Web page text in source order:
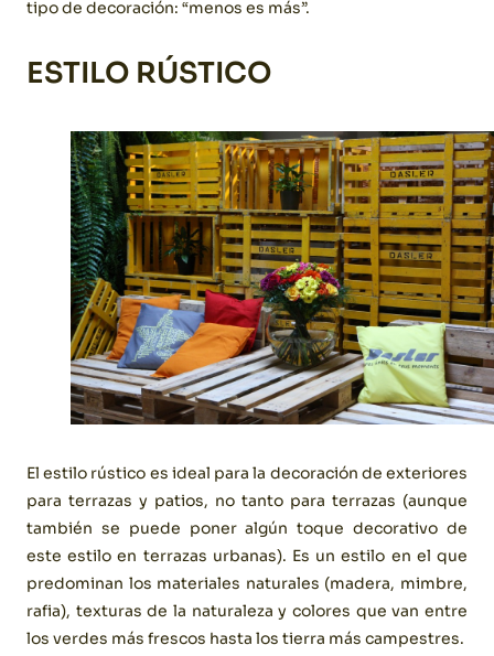
tipo de decoración: “menos es más”.
ESTILO RÚSTICO
El estilo rústico es ideal para la decoración de exteriores
para terrazas y patios, no tanto para terrazas (aunque
también se puede poner algún toque decorativo de
este estilo en terrazas urbanas). Es un estilo en el que
predominan los materiales naturales (madera, mimbre,
rafia), texturas de la naturaleza y colores que van entre
los verdes más frescos hasta los tierra más campestres.